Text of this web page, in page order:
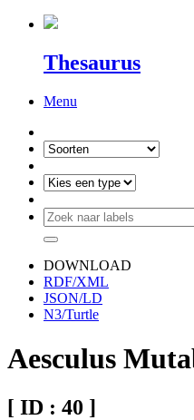
Thesaurus
Menu
DOWNLOAD
RDF/XML
JSON/LD
N3/Turtle
Aesculus
[ ID : 40 ]